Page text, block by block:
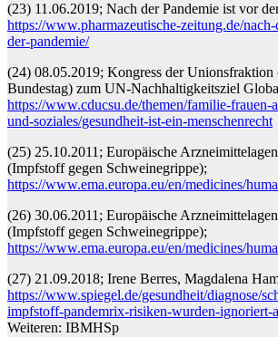
(23) 11.06.2019; Nach der Pandemie ist vor
https://www.pharmazeutische-zeitung.de/
der-pandemie/
(24) 08.05.2019; Kongress der Unionsfraktion
Bundestag) zum UN-Nachhaltigkeitsziel
https://www.cducsu.de/themen/familie-frauen-
und-soziales/gesundheit-ist-ein-menschenrecht
(25) 25.10.2011; Europäische
(Impfstoff gegen Schweinegrippe);
https://www.ema.europa.eu/en/medicines/
(26) 30.06.2011; Europäische
(Impfstoff gegen Schweinegrippe);
https://www.ema.europa.eu/en/medicines/
(27) 21.09.2018; Irene Berres, Magdalena
https://www.spiegel.de/gesundheit/diagnose/
impfstoff-pandemrix-risiken-wurden-ignoriert-
Weiteren: IBMHSp